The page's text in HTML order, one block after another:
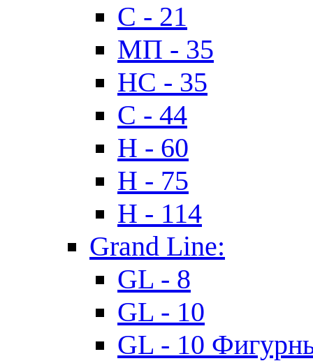
C - 21
МП - 35
HC - 35
C - 44
H - 60
H - 75
H - 114
Grand Line:
GL - 8
GL - 10
GL - 10